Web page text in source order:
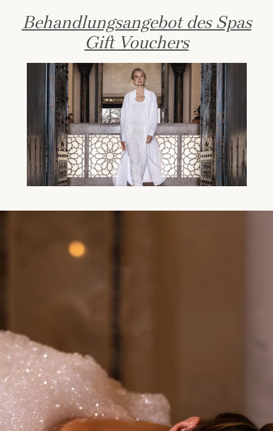
Behandlungsangebot des Spas
Gift Vouchers